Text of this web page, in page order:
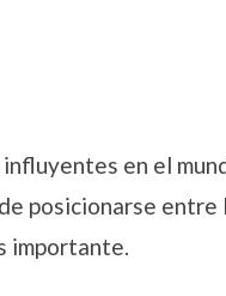
en el
posicionarse entre
importante.